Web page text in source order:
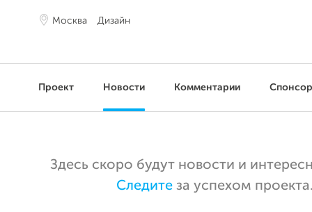
Москва Дизайн
Проект Новости Комментарии
Здесь скоро будут новости и
Следите за успехом